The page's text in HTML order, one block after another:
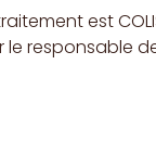
est
responsable